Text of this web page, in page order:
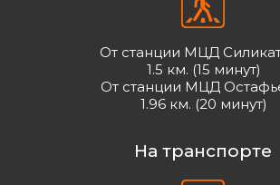
На транспорте
От станции МЦД
1.5 км. (15 минут)
От станции МЦД
1.96 км. (20 минут)